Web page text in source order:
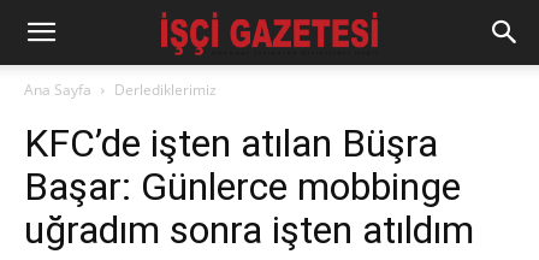
Ana Sayfa Derlediklerimiz
KFC’de işten atılan Büşra
Başar: Günlerce mobbinge
uğradım sonra işten atıldım